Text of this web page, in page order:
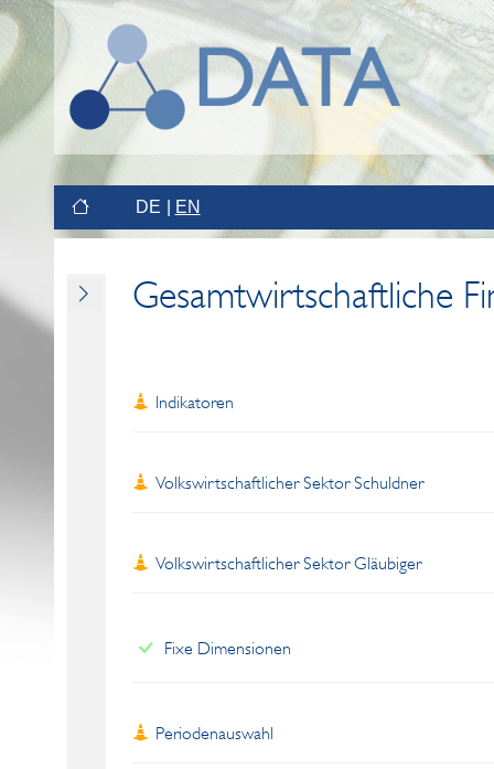
DE EN
Gesamtwirtschaftliche
Indikatoren
Volkswirtschaftlicher Sektor Schuldner
Volkswirtschaftlicher Sektor Gläubiger
Fixe Dimensionen
Periodenauswahl